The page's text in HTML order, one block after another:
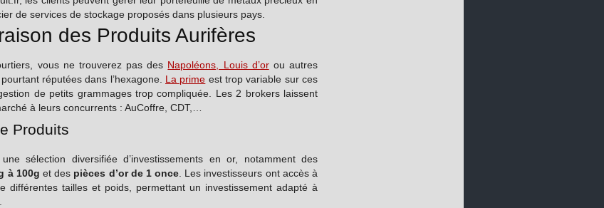
de services de stockage proposés dans plusieurs pays.
des Produits Aurifères
vous ne trouverez pas des Napoléons, Louis d’orou autres
réputées dans l’hexagone. La prime est trop variable sur ces
de petits grammages trop compliquée. Les 2 brokers laissent
à leurs concurrents : AuCoffre, CDT,…
Produits
sélection diversifiée d’investissements en or, notamment des
à 100g et des pièces d’or de 1 once . Les investisseurs ont accès à
différentes tailles et poids, permettant un investissement adapté à